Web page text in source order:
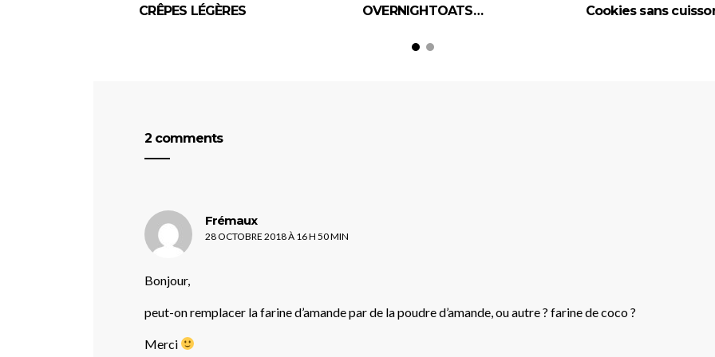
CRÊPES LÉGÈRES OVERNIGHTOATS… Cookies sans
2 comments
Frémauxdit :
28 OCTOBRE 2018 À 16 H 50 MIN
Bonjour,
peut-on remplacer la farine d’amande par de la poudre d’amande, ou autre ? farine de coco ?
Merci